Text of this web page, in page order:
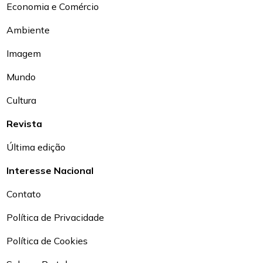
Economia e Comércio
Ambiente
Imagem
Mundo
Cultura
Revista
Última edição
Interesse Nacional
Contato
Política de Privacidade
Política de Cookies